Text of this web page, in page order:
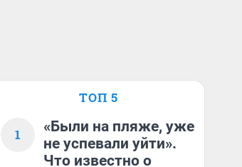
ТОП 5
1
«Были на пляже, уже
не успевали уйти».
Что известно о